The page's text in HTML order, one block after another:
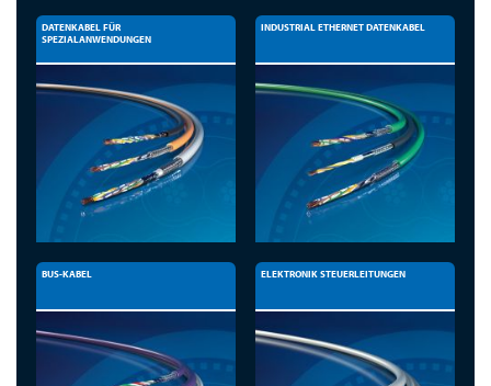
DATENKABEL FÜR
SPEZIALANWENDUNGEN
INDUSTRIAL ETHERNET DATENKABEL
BUS-KABEL ELEKTRONIK STEUERLEITUNGEN